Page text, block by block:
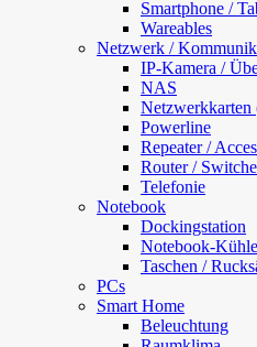
Smartphone /
Wareables
Netzwerk /
IP-Kamera /
NAS
Powerline
Repeater /
Router /
Telefonie
Notebook
Dockingstation
Notebook-
Taschen /
PCs
Smart Home
Beleuchtung